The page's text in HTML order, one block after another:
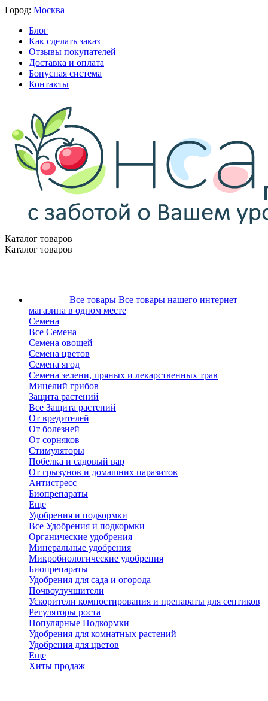
Город: Москва
Блог
Как сделать заказ
Отзывы покупателей
Доставка и оплата
Бонусная система
Контакты
Каталог товаров
Каталог товаров
Все товары Все товары нашего интернет
магазина в одном месте
Семена
Все Семена
Семена овощей
Семена цветов
Семена ягод
Семена зелени, пряных и лекарственных трав
Мицелий грибов
Защита растений
Все Защита растений
От вредителей
От болезней
От сорняков
Стимуляторы
Побелка и садовый вар
От грызунов и домашних паразитов
Антистресс
Биопрепараты
Еще
Удобрения и подкормки
Все Удобрения и подкормки
Органические удобрения
Минеральные удобрения
Микробиологические удобрения
Биопрепараты
Удобрения для сада и огорода
Почвоулучшители
Ускорители компостирования и препараты для септиков
Регуляторы роста
Популярные Подкормки
Удобрения для комнатных растений
Удобрения для цветов
Еще
Хиты продаж